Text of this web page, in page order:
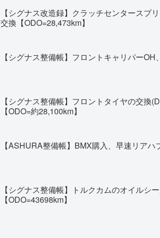
【シグナス改造録】クラッチセンタースプ
交換【ODO=28,473km】
【シグナス整備帳】フロントキャリパーOH
【シグナス整備帳】フロントタイヤの交換
【ODO=約28,100km】
【ASHURA整備帳】BMX購入、早速リア
【シグナス整備帳】トルクカムのオイルシ
【ODO=43698km】